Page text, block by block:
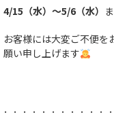
4/15（水）～5/6（水）
お客様には大変ご不便
願い申し上げます
．．．．．．．．．．